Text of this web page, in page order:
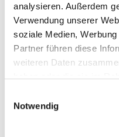
analysieren. Außerdem
Verwendung unserer
soziale Medien,
Partner führen diese
weiteren Daten
Notwendig